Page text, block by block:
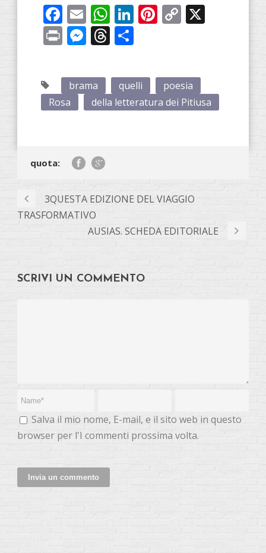
Facebook
EmailWhatsApp
LinkedIn
Pinterest
Copy
PrintMessenger
Threads
brama quelli
poesia
Rosa
della letteratura dei Pitiusa
quota:
3QUESTA EDIZIONE DEL VIAGGIO
TRASFORMATIVO
AUSIAS. SCHEDA EDITORIALE
SCRIVI UN COMMENTO
Salva il mio nome, E-mail, e il sito web in questo
browser per l'I commenti prossima volta.